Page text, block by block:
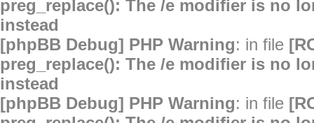
preg_replace(): The /e modifier is no
instead
[phpBB Debug] PHP Warning: in file
preg_replace(): The /e modifier is no
instead
[phpBB Debug] PHP Warning: in file